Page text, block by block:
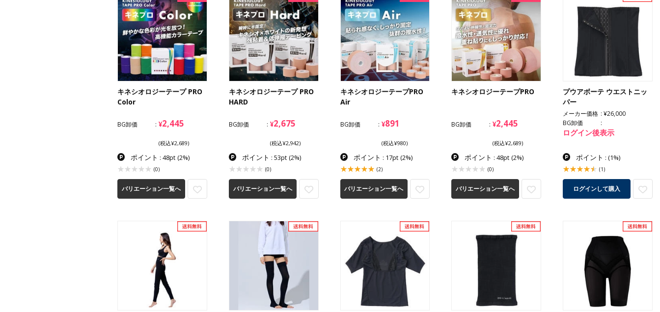
キネシオロジーテープ PRO
Color
BG卸価 ¥2,445
(税込¥2,689)
ポイント : 48pt (2%)
(0)
バリエーション一覧へ
キネシオロジーテープ PRO
HARD
BG卸価 ¥2,675
(税込¥2,942)
ポイント : 53pt (2%)
(0)
バリエーション一覧へ
キネシオロジーテープPRO
Air
BG卸価 ¥891
(税込¥980)
ポイント : 17pt (2%)
(2)
バリエーション一覧へ
キネシオロジーテープPRO
BG卸価 ¥2,445
(税込¥2,689)
ポイント : 48pt (2%)
(0)
バリエーション一覧へ
プウアボーテ ウエストニッ
パー
メーカー価格
¥26,000
BG卸価
ログイン後表示
ポイント :(1%)
(1)
ログインして購入